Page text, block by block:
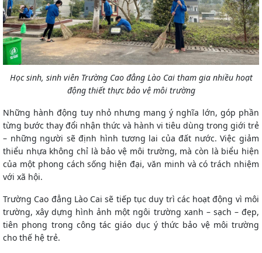
Học sinh, sinh viên Trường Cao đẳng Lào Cai tham gia nhiều hoạt
động thiết thực bảo vệ môi trường
Những hành động tuy nhỏ nhưng mang ý nghĩa lớn, góp phần
từng bước thay đổi nhận thức và hành vi tiêu dùng trong giới trẻ
– những người sẽ định hình tương lai của đất nước. Việc giảm
thiểu nhựa không chỉ là bảo vệ môi trường, mà còn là biểu hiện
của một phong cách sống hiện đại, văn minh và có trách nhiệm
với xã hội.
Trường Cao đẳng Lào Cai sẽ tiếp tục duy trì các hoạt động vì môi
trường, xây dựng hình ảnh một ngôi trường xanh – sạch – đẹp,
tiên phong trong công tác giáo dục ý thức bảo vệ môi trường
cho thế hệ trẻ.